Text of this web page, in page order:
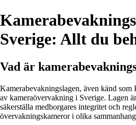
Sverige: Allt du
Vad är
Kamerabevakningslagen, även känd
av kameraövervakning i Sverige. Lagen
säkerställa medborgares integritet och
övervakningskameror i olika